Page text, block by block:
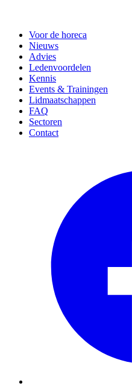
Voor de horeca
Nieuws
Advies
Ledenvoordelen
Kennis
Events & Trainingen
Lidmaatschappen
FAQ
Sectoren
Contact